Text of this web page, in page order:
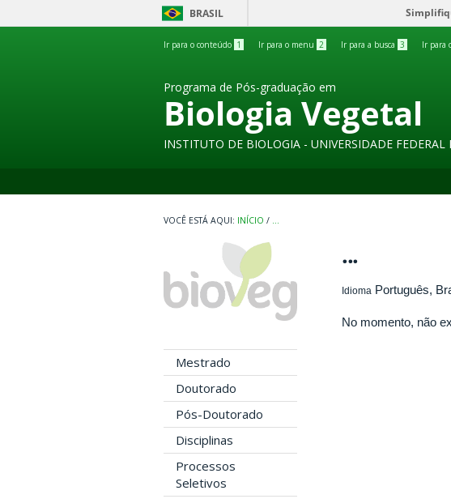
BRASIL
Ir para o conteúdo 1 Ir para o menu 2 Ir para a busca 3 Ir para
Programa de Pós-graduação em
Biologia Vegetal
INSTITUTO DE BIOLOGIA - UNIVERSIDADE FEDERAL
INÍCIO / ...
Mestrado
Doutorado
Pós-Doutorado
Disciplinas
Processos
Seletivos
...
Idioma Português,
No momento, não